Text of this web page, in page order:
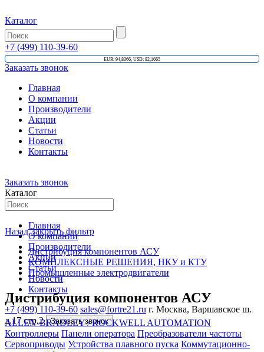
Каталог
+7 (499) 110-39-60
EUR: 94,8366, USD: 82,1665
Заказать звонок
Главная
О компании
Производители
Акции
Статьи
Новости
Контакты
Заказать звонок
Каталог
Главная
О компании
Производители
Акции
Статьи
Новости
Контакты
+7 (499) 110-39-60 sales@fortre21.ru г. Москва, Варшавское ш.
д.17 стр.2
Заказать звонок
Назад Закрыть фильтр
Дистрибуция компонентов АСУ
КОМПЛЕКСНЫЕ РЕШЕНИЯ, НКУ и КТУ
Промышленные электродвигатели
Дистрибуция компонентов АСУ
ALLEN-BRADLEY / ROCKWELL AUTOMATION
Контроллеры Панели оператора Преобразователи частоты
Сервоприводы Устройства плавного пуска Коммутационно-